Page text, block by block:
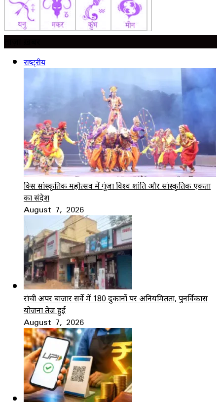
राष्ट्रीय
ब्रिक्स सांस्कृतिक महोत्सव में गूंजा विश्व शांति और सांस्कृतिक एकता
का संदेश
August 7, 2026
रांची अपर बाजार सर्वे में 180 दुकानों पर अनियमितता, पुनर्विकास
योजना तेज हुई
August 7, 2026